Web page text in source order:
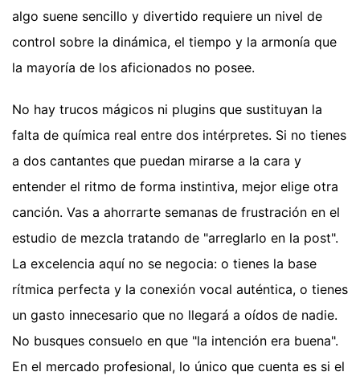
algo suene sencillo y divertido requiere un nivel de
control sobre la dinámica, el tiempo y la armonía que
la mayoría de los aficionados no posee.
No hay trucos mágicos ni plugins que sustituyan la
falta de química real entre dos intérpretes. Si no tienes
a dos cantantes que puedan mirarse a la cara y
entender el ritmo de forma instintiva, mejor elige otra
canción. Vas a ahorrarte semanas de frustración en el
estudio de mezcla tratando de "arreglarlo en la post".
La excelencia aquí no se negocia: o tienes la base
rítmica perfecta y la conexión vocal auténtica, o tienes
un gasto innecesario que no llegará a oídos de nadie.
No busques consuelo en que "la intención era buena".
En el mercado profesional, lo único que cuenta es si el